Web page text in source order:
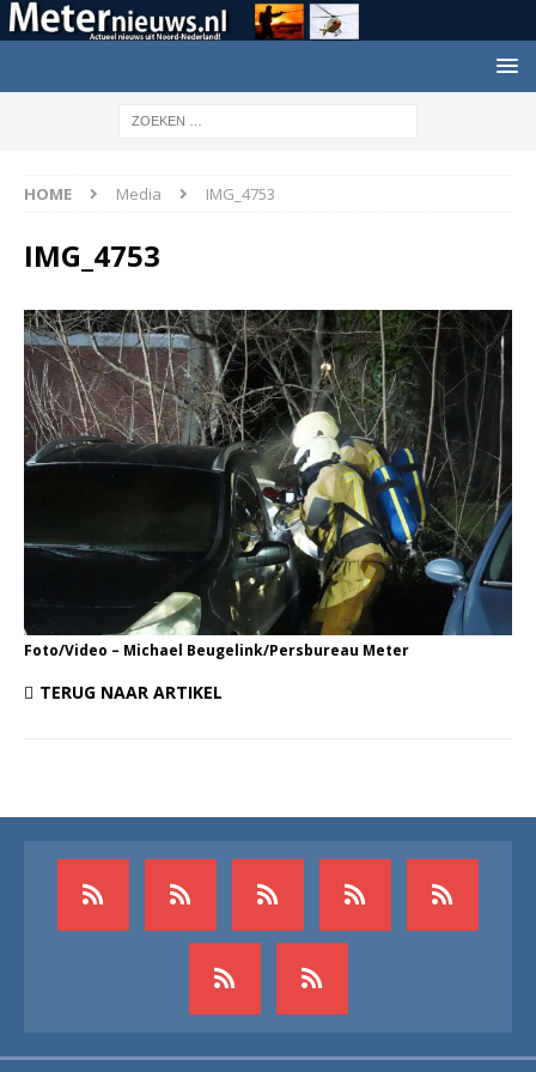
HOME Media IMG_4753
IMG_4753
Foto/Video – Michael Beugelink/Persbureau Meter
TERUG NAAR ARTIKEL